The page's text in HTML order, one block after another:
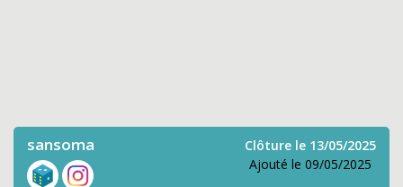
sansoma
Clôture le 13/05/2025
Ajouté le 09/05/2025